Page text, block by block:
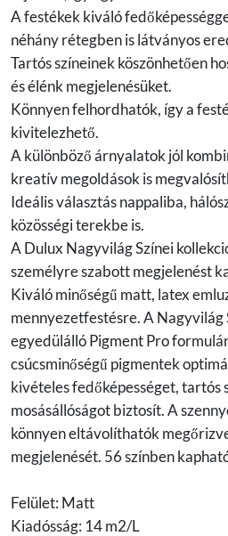
A festékek kiváló
néhány rétegben is látványos
Tartós színeinek köszönhetően
és élénk megjelenésüket.
Könnyen felhordhatók, így a
kivitelezhető.
A különböző árnyalatok jól
kreatív megoldások is
Ideális választás nappaliba,
közösségi terekbe is.
A Dulux Nagyvilág Színei
személyre szabott megjelenést
Kiváló minőségű matt, latex
mennyezetfestésre. A Nagyvilág
egyedülálló Pigment Pro
csúcsminőségű pigmentek
kivételes fedőképességet, tartós
mosásállóságot biztosít. A
könnyen eltávolíthatók
megjelenését. 56 színben
Felület: Matt
Kiadósság: 14 m2/L